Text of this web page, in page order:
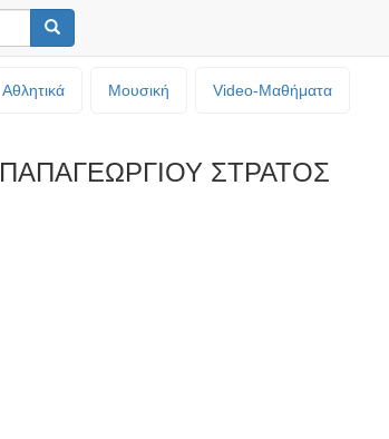
Αθλητικά Μουσική Video-Mαθήματα
ΠΑΠΑΓΕΩΡΓΙΟΥ ΣΤΡΑΤΟΣ